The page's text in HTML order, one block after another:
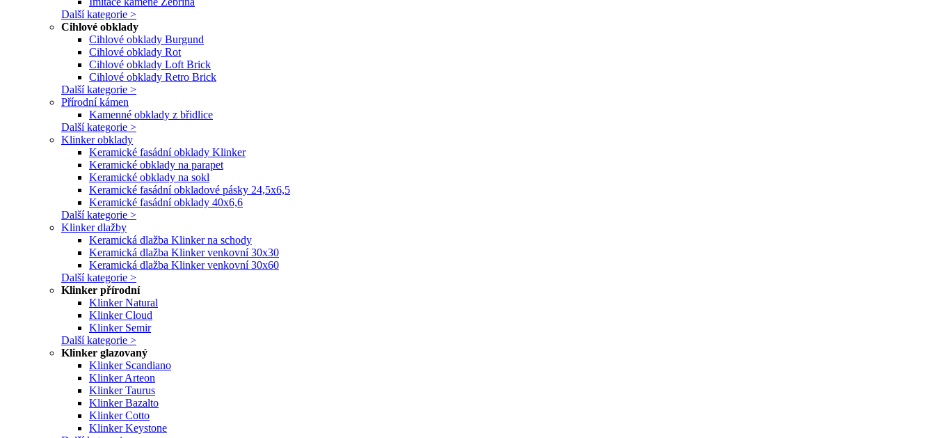
Další kategorie >
Cihlové obklady
Cihlové obklady Burgund
Cihlové obklady Rot
Cihlové obklady Loft Brick
Cihlové obklady Retro Brick
Další kategorie >
Přírodní kámen
Kamenné obklady z břidlice
Další kategorie >
Klinker obklady
Keramické fasádní obklady Klinker
Keramické obklady na parapet
Keramické obklady na sokl
Keramické fasádní obkladové pásky 24,5x6,5
Keramické fasádní obklady 40x6,6
Další kategorie >
Klinker dlažby
Keramická dlažba Klinker na schody
Keramická dlažba Klinker venkovní 30x30
Keramická dlažba Klinker venkovní 30x60
Další kategorie >
Klinker přírodní
Klinker Natural
Klinker Cloud
Klinker Semir
Další kategorie >
Klinker glazovaný
Klinker Scandiano
Klinker Arteon
Klinker Taurus
Klinker Bazalto
Klinker Cotto
Klinker Keystone